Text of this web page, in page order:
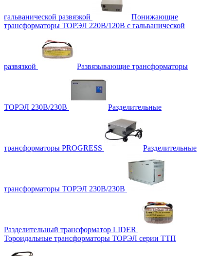
гальванической развязкой
Понижающие
трансформаторы ТОРЭЛ 220В/120В с гальванической
развязкой Развязывающие трансформаторы
ТОРЭЛ 230В/230В Разделительные
трансформаторы PROGRESS Разделительные
трансформаторы ТОРЭЛ 230В/230В
Разделительный трансформатор LIDER
Тороидальные трансформаторы ТОРЭЛ серии ТТП